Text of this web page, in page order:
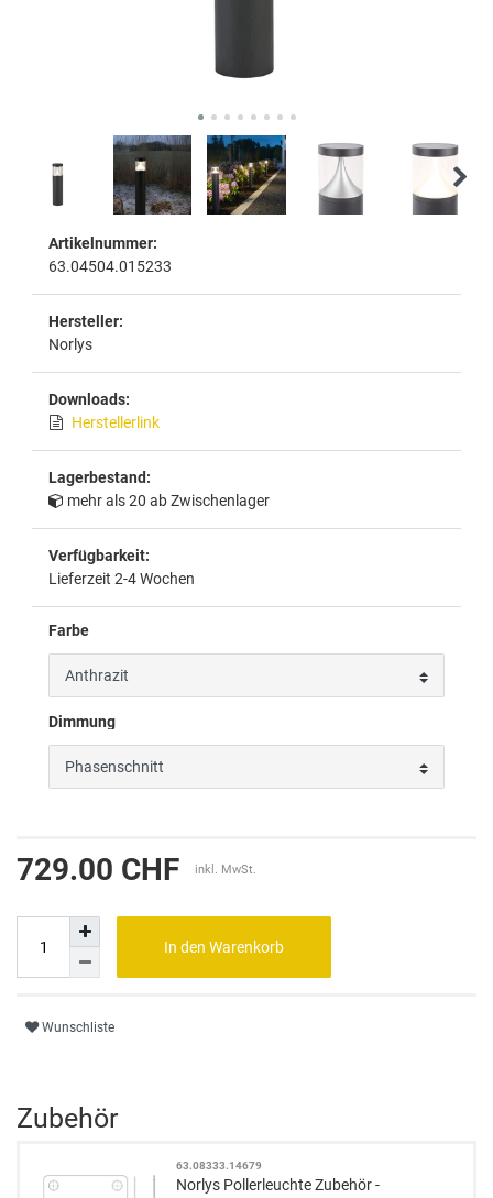
Artikelnummer:
63.04504.015233
Hersteller:
Norlys
Downloads:
Herstellerlink
Lagerbestand:
mehr als 20 ab Zwischenlager
Verfügbarkeit:
Lieferzeit 2-4 Wochen
Farbe
Dimmung
729.00 CHF inkl. MwSt.
In den Warenkorb
Wunschliste
Zubehör
63.08333.14679
Norlys Pollerleuchte Zubehör -